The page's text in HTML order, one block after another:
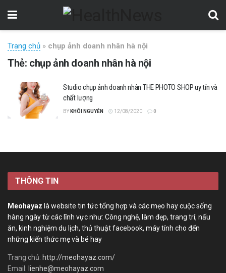
Trang chủ » chụp ảnh doanh nhân hà nội
Thẻ: chụp ảnh doanh nhân hà nội
Studio chụp ảnh doanh nhân THE PHOTO SHOP uy tín và
chất lượng
BY KHÔI NGUYỄN 12/08/2020 0
THÔNG TIN
Meohayaz là website tin tức tổng hợp và các mẹo hay cuộc sống
hàng ngày từ các lĩnh vực như: Công nghệ, làm đẹp, trang trí, nấu
ăn, kinh nghiệm du lịch, thủ thuật facebook, máy tính cho đến
những kiến thức mẹ và bé hay
Trang chủ: http://meohayaz.com/
Email: lienhe@meohayaz.com